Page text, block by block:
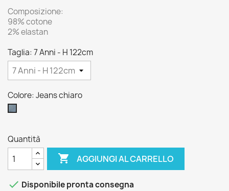
Composizione:
98% cotone
2% elastan
Taglia: 7 Anni - H 122cm
Colore: Jeans chiaro
Jeans
Quantità
 AGGIUNGI AL CARRELLO
 Disponibile pronta consegna